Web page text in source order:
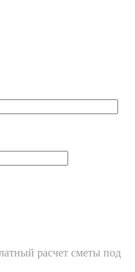
расчет сметы под